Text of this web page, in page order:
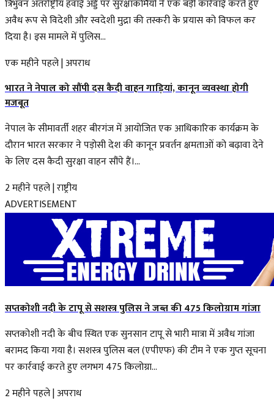
त्रिभुवन अंतर्राष्ट्रीय हवाई अड्डे पर सुरक्षाकर्मियों ने एक बड़ी कार्रवाई करते हुए
अवैध रूप से विदेशी और स्वदेशी मुद्रा की तस्करी के प्रयास को विफल कर
दिया है। इस मामले में पुलिस...
एक महीने पहले|अपराध
भारत ने नेपाल को सौंपी दस कैदी वाहन गाड़ियां, कानून व्यवस्था होगी
मजबूत
नेपाल के सीमावर्ती शहर बीरगंज में आयोजित एक आधिकारिक कार्यक्रम के
दौरान भारत सरकार ने पड़ोसी देश की कानून प्रवर्तन क्षमताओं को बढ़ावा देने
के लिए दस कैदी सुरक्षा वाहन सौंपे हैं।...
2 महीने पहले|राष्ट्रीय
ADVERTISEMENT
सप्तकोशी नदी के टापू से सशस्त्र पुलिस ने जब्त की 475 किलोग्राम गांजा
सप्तकोशी नदी के बीच स्थित एक सुनसान टापू से भारी मात्रा में अवैध गांजा
बरामद किया गया है। सशस्त्र पुलिस बल (एपीएफ) की टीम ने एक गुप्त सूचना
पर कार्रवाई करते हुए लगभग 475 किलोग्रा...
2 महीने पहले|अपराध